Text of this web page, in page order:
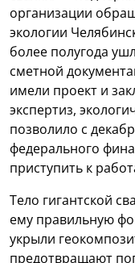
организации
экологии
более полугода
сметной
имели проект и
экспертиз,
позволило с
федерального
приступить к
Тело гигантской
ему правильную
укрыли
предотвращают